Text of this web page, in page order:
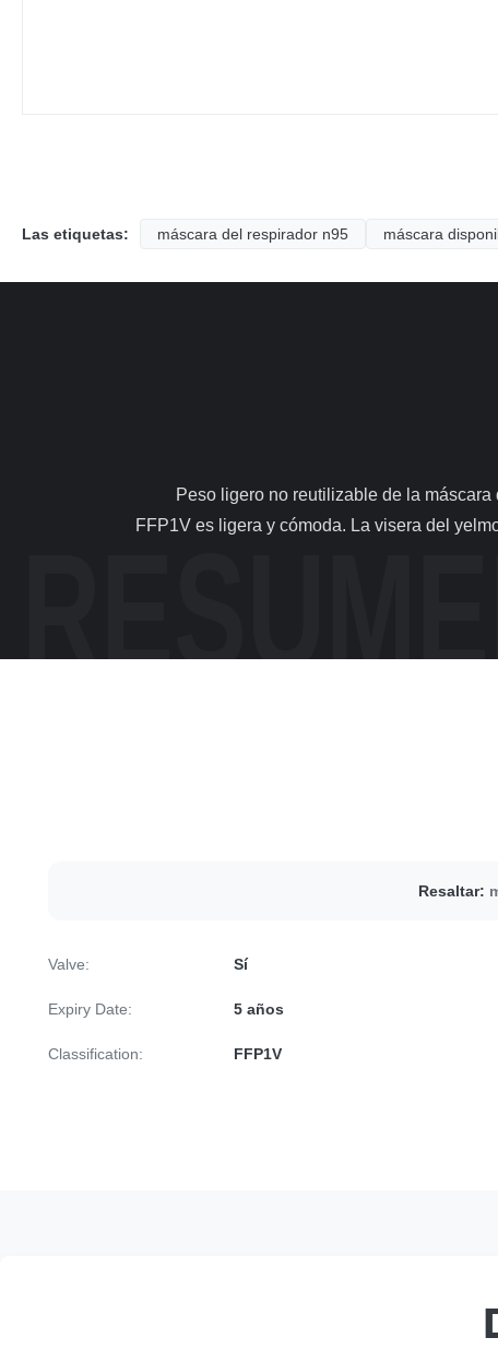
Las etiquetas: máscara del respirador n95 máscara
FFP1V es ligera y cómoda. La visera del
Resaltar:
Valve: Sí
Expiry Date: 5 años
Classification: FFP1V